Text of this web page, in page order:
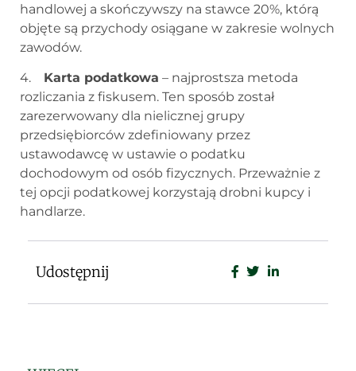
handlowej a skończywszy na stawce 20%, którą
objęte są przychody osiągane w zakresie wolnych
zawodów.
4. Karta podatkowa – najprostsza metoda
rozliczania z fiskusem. Ten sposób został
zarezerwowany dla nielicznej grupy
przedsiębiorców zdefiniowany przez
ustawodawcę w ustawie o podatku
dochodowym od osób fizycznych. Przeważnie z
tej opcji podatkowej korzystają drobni kupcy i
handlarze.
Udostępnij